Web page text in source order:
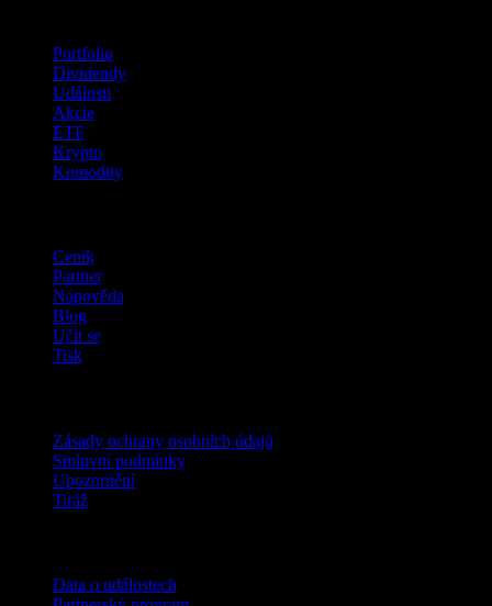
Portfolio
Dividendy
Události
Akcie
ETF
Krypto
Komodity
Ceník
Partner
Nápověda
Blog
Učit se
Tisk
Zásady ochrany osobních údajů
Smluvní podmínky
Upozornění
Tiráž
Data o událostech